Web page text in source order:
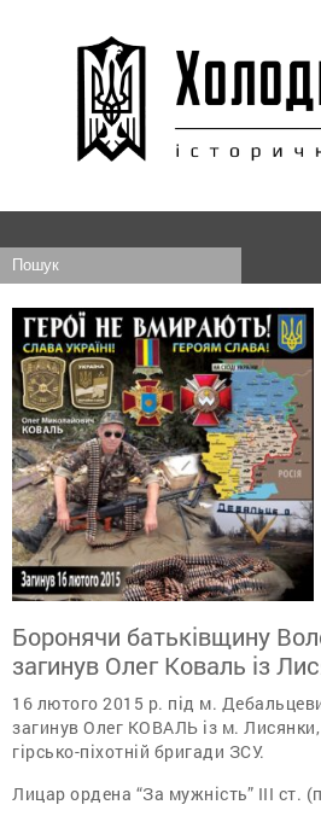
Боронячи батьківщину
загинув Олег Коваль із
16 лютого 2015 р. під м.
загинув Олег КОВАЛЬ із м.
гірсько-піхотній бригади ЗСУ.
Лицар ордена “За мужність” III ст.